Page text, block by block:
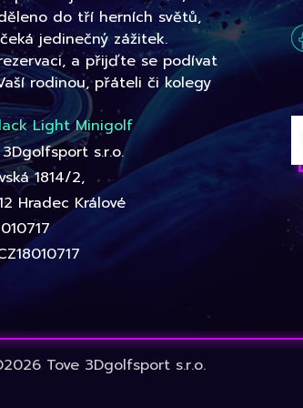
do tří herních světů,
jedinečný zážitek.
a přijďte se podívat
rodinou, přáteli či kolegy
Light Minigolf
s.r.o.
1814/2,
Hradec Králové
Tove 3Dgolfsport s.r.o.